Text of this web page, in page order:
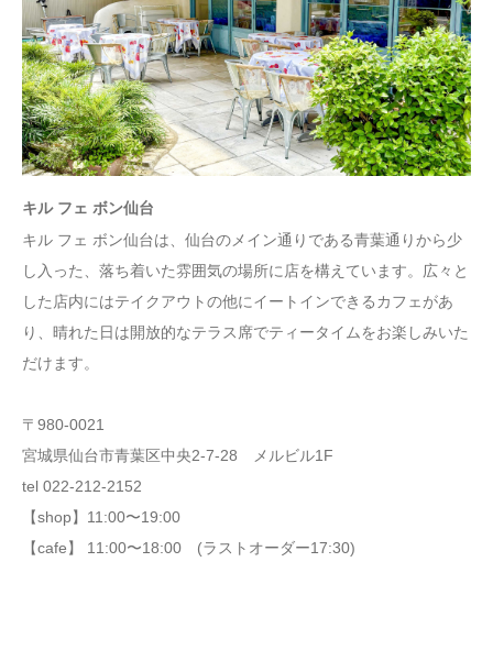
キル フェ ボン仙台
キル フェ ボン仙台は、仙台のメイン通りである青葉通りから少
し入った、落ち着いた雰囲気の場所に店を構えています。広々と
した店内にはテイクアウトの他にイートインできるカフェがあ
り、晴れた日は開放的なテラス席でティータイムをお楽しみいた
だけます。
〒980-0021
宮城県仙台市青葉区中央2-7-28 メルビル1F
tel 022-212-2152
【shop】11:00〜19:00
【cafe】 11:00〜18:00 (ラストオーダー17:30)